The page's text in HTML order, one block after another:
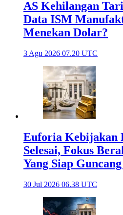
AS Kehilangan
Data ISM
Menekan Dolar?
3 Agu 2026 07.20 UTC
Euforia Kebijakan
Selesai, Fokus
Yang Siap
30 Jul 2026 06.38 UTC